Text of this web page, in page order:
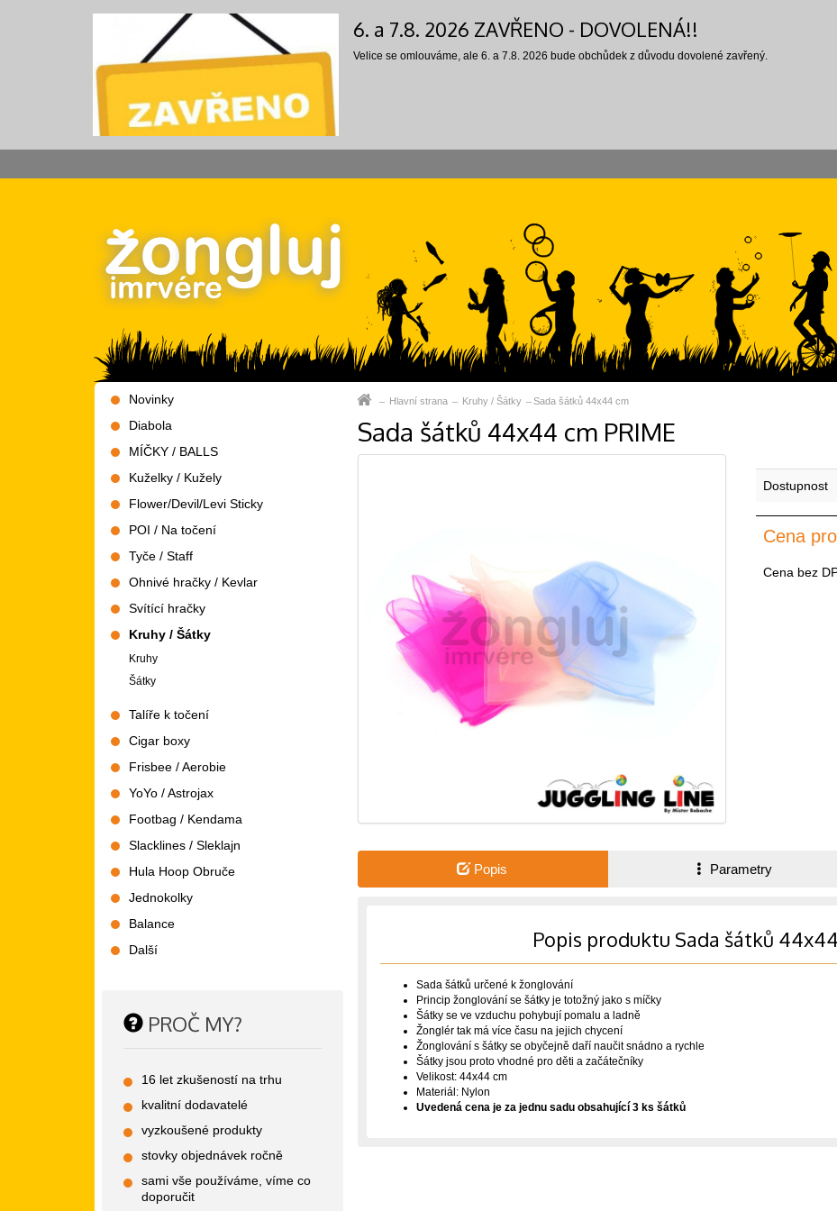
6. a 7.8. 2026 ZAVŘENO - DOVOLENÁ!!
Velice se omlouváme, ale 6. a 7.8. 2026 bude obchůdek z důvodu dovolené zavřený.
Hlavní strana Kruhy / Šátky Sada šátků 44x44 cm
Sada šátků 44x44 cm PRIME
Dostupnost
Cena
Cena bez
Popis Parametry
Popis produktu Sada šátků
Sada šátků určené k žonglování
Princip žonglování se šátky je totožný jako s míčky
Šátky se ve vzduchu pohybují pomalu a ladně
Žonglér tak má více času na jejich chycení
Žonglování s šátky se obyčejně daří naučit snádno a rychle
Šátky jsou proto vhodné pro děti a začátečníky
Velikost: 44x44 cm
Materiál: Nylon
Uvedená cena je za jednu sadu obsahující 3 ks šátků
Novinky
Diabola
MÍČKY / BALLS
Kuželky / Kužely
Flower/Devil/Levi Sticky
POI / Na točení
Tyče / Staff
Ohnivé hračky / Kevlar
Svítící hračky
Kruhy / Šátky
Kruhy
Šátky
Talíře k točení
Cigar boxy
Frisbee / Aerobie
YoYo / Astrojax
Footbag / Kendama
Slacklines / Sleklajn
Hula Hoop Obruče
Jednokolky
Balance
Další
PROČ MY?
16 let zkušeností na trhu
kvalitní dodavatelé
vyzkoušené produkty
stovky objednávek ročně
sami vše používáme, víme co
doporučit